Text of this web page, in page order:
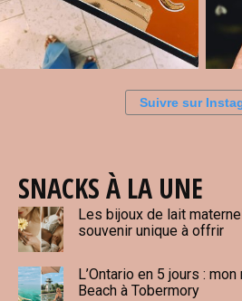
Suivre sur
SNACKS À LA UNE
Les bijoux de lait
souvenir unique à offrir
L’Ontario en 5 jours :
Beach à Tobermory